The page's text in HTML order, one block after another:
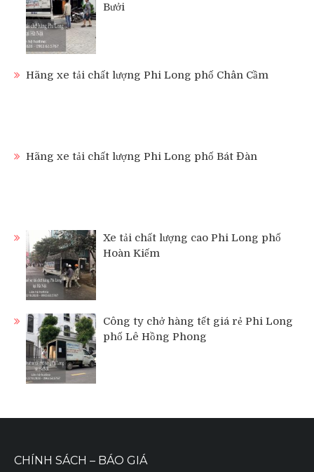
Bưởi
Hãng xe tải chất lượng Phi Long phố Chân Cầm
Hãng xe tải chất lượng Phi Long phố Bát Đàn
Xe tải chất lượng cao Phi Long phố
Hoàn Kiếm
Công ty chở hàng tết giá rẻ Phi Long
phố Lê Hồng Phong
CHÍNH SÁCH – BÁO GIÁ